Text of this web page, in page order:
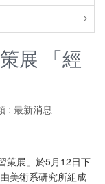
展 「經
: 最新消息
策展」於5月12日下
美術系研究所組成